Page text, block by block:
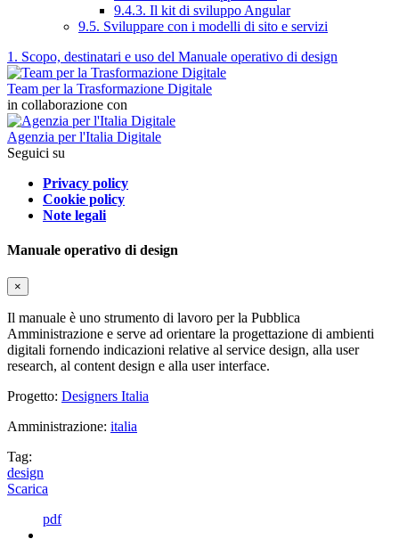
9.4.3. Il kit di sviluppo Angular
9.5. Sviluppare con i modelli di sito e servizi
1. Scopo, destinatari e uso del Manuale operativo di design
Team per la Trasformazione Digitale
in collaborazione con
Agenzia per l'Italia Digitale
Seguici su
Privacy policy
Cookie policy
Note legali
Manuale operativo di design
×
Il manuale è uno strumento di lavoro per la Pubblica
Amministrazione e serve ad orientare la progettazione di ambienti
digitali fornendo indicazioni relative al service design, alla user
research, al content design e alla user interface.
Progetto: Designers Italia
Amministrazione: italia
Tag:
design
Scarica
pdf